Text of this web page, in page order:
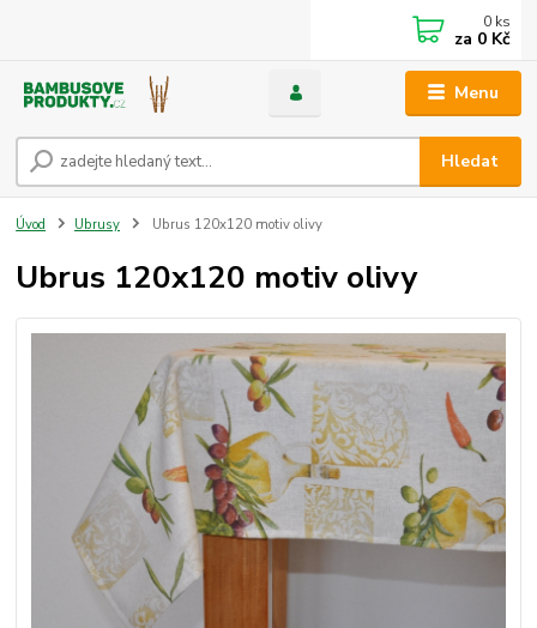
Menu
Hledat
0 ks
za 0 Kč
Úvod Ubrusy Ubrus 120x120 motiv olivy
Ubrus 120x120 motiv olivy